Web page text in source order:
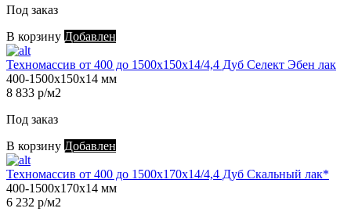
Под заказ
В корзину Добавлен
Техномассив от 400 до 1500х150х14/4,4 Дуб Селект Эбен лак
400-1500х150х14 мм
8 833 р/м2
Под заказ
В корзину Добавлен
Техномассив от 400 до 1500х170х14/4,4 Дуб Скальный лак*
400-1500х170х14 мм
6 232 р/м2